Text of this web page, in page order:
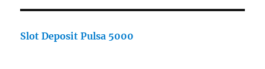
Slot Deposit Pulsa 5000